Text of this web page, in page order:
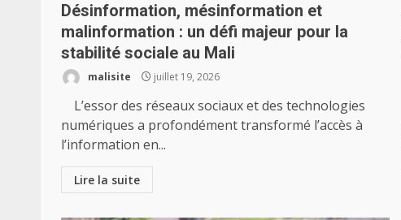
Désinformation, mésinformation et
malinformation : un défi majeur pour la
stabilité sociale au Mali
malisite juillet 19, 2026
L’essor des réseaux sociaux et des technologies
numériques a profondément transformé l’accès à
l’information en...
Lire la suite